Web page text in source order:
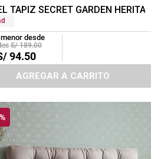
DARK GREEN
TAPIZ SECRET GARDEN
desde
S/ 189.00
94.50
AGREGAR A CARRITO